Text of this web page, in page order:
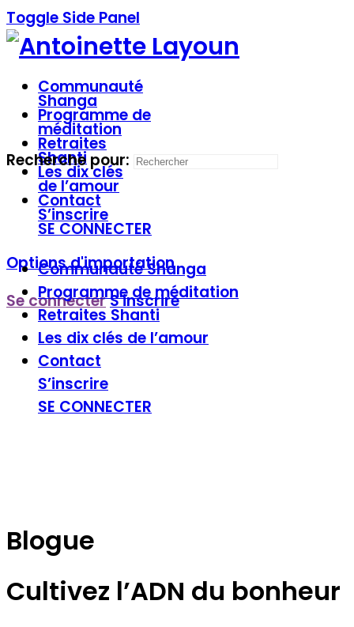
Toggle Side Panel
Communauté
Shanga
Programme de
méditation
Retraites
Shanti
Les dix clés
de l’amour
Contact
S’inscrire
SE CONNECTER
Options d'importation
Se connecterS'inscrire
Recherche pour:
CommunautéShanga
Programme deméditation
Retraites Shanti
Les dix clés de l’amour
Contact
S’inscrire
SE CONNECTER
Blogue
Cultivez l’ADN du bonheur